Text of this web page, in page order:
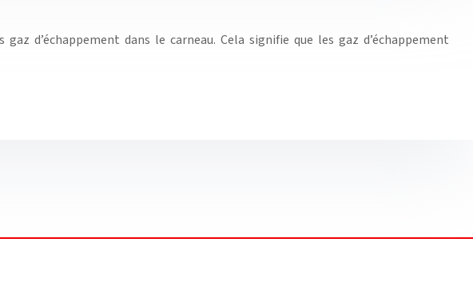
d’échappement dans le carneau. Cela signifie que les gaz d’échappement